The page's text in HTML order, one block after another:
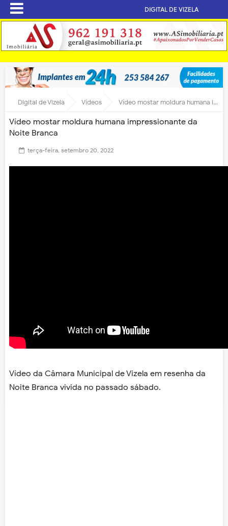
DIGITAL DE VIZELA
Digital de Vizela Vídeos Vídeo mostar moldura humana impressionante da Noite Branca
Vídeo mostar moldura humana impressionante da
Noite Branca
terça-feira, setembro 20, 2022
Vídeo da Câmara Municipal de Vizela em resenha da
Noite Branca vivida no passado sábado.